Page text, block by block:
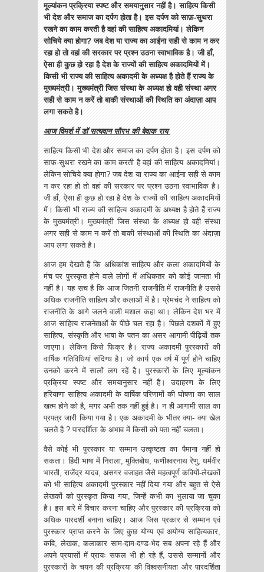
मूल्यांकन प्रक्रिया स्पष्ट और समयानुसार नहीं है। साहित्य किसी
भी देश और समाज का दर्पण होता है। इस दर्पण को साफ़-सुथरा
रखने का काम करती है वहां की साहित्य अकादमियां। लेकिन
सोचिये क्या होगा? जब देश या राज्य का आईना सही से काम न कर
रहा हो तो वहां की सरकार पर प्रश्न उठना स्वाभाविक है। जी हाँ,
ऐसा ही कुछ हो रहा है देश के राज्यों की साहित्य अकादमियों में।
किसी भी राज्य की साहित्य अकादमी के अध्यक्ष है होते हैं राज्य के
मुख्यमंत्री। मुख्यमंत्री जिस संस्था के अध्यक्ष हो वही संस्था अगर
सही से काम न करें तो बाकी संस्थाओं की स्थिति का अंदाज़ा आप
लगा सकते है।
आज विमर्श में डॉ सत्यवान सौरभ की बेवाक राय
साहित्य किसी भी देश और समाज का दर्पण होता है। इस दर्पण को
साफ़-सुथरा रखने का काम करती है वहां की साहित्य अकादमियां।
लेकिन सोचिये क्या होगा? जब देश या राज्य का आईना सही से काम
न कर रहा हो तो वहां की सरकार पर प्रश्न उठना स्वाभाविक है।
जी हाँ, ऐसा ही कुछ हो रहा है देश के राज्यों की साहित्य अकादमियों
में। किसी भी राज्य की साहित्य अकादमी के अध्यक्ष है होते हैं राज्य
के मुख्यमंत्री। मुख्यमंत्री जिस संस्था के अध्यक्ष हो वही संस्था
अगर सही से काम न करें तो बाकी संस्थाओं की स्थिति का अंदाज़ा
आप लगा सकते है।
आज हम देखते हैं कि अधिकांश साहित्य और कला अकादमियों के
मंच पर पुरस्कृत होने वाले लोगों में अधिकतर को कोई जानता भी
नहीं है। यह सच है कि आज जितनी राजनीति में राजनीति है उससे
अधिक राजनीति साहित्य और कलाओं में है। प्रेमचंद ने साहित्य को
राजनीति के आगे जलने वाली मशाल कहा था। लेकिन देश भर में
आज साहित्य राजनेताओं के पीछे चल रहा है। पिछले दशकों में हुए
साहित्य, संस्कृति और भाषा के पतन का असर आगामी पीढ़ियों तक
जाएगा। लेकिन किसे फिक्र है। राज्य अकादमी पुरस्कारों की
वार्षिक गतिविधियां संदिग्ध है। जो कार्य एक वर्ष में पूर्ण होने चाहिए
उनको करने में सालों लग रहें है। पुरस्कारों के लिए मूल्यांकन
प्रक्रिया स्पष्ट और समयानुसार नहीं है। उदाहरण के लिए
हरियाणा साहित्य अकादमी के वार्षिक परिणामों की घोषणा का साल
खत्म होने को है, मगर अभी तक नहीं हुई है। न ही आगामी साल का
प्रपत्र जारी किया गया है। एक अकादमी के भीतर क्या- क्या खेल
चलते है ? पारदर्शिता के अभाव में किसी को पता नहीं चलता।
वैसे कोई भी पुरस्कार या सम्मान उत्कृष्टता का पैमाना नहीं हो
सकता। हिंदी भाषा में निराला, मुक्तिबोध, फणीश्वरनाथ रेणु, धर्मवीर
भारती, राजेंद्र यादव, असगर वजाहत जैसे महत्वपूर्ण कवियों-लेखकों
को भी साहित्य अकादमी पुरस्कार नहीं दिया गया और बहुत से ऐसे
लेखकों को पुरस्कृत किया गया, जिन्हें कभी का भुलाया जा चुका
है। इस बारे में विचार करना चाहिए और पुरस्कार की प्रक्रिया को
अधिक पारदर्शी बनाना चाहिए। आज जिस प्रकार से सम्मान एवं
पुरस्कार प्राप्त करने के लिए कुछ योग्य एवं अयोग्य साहित्यकार,
कवि, लेखक, कलाकार साम-दाम-दण्ड-भेद सब अपना रहे हैं और
अपने प्रयासों में प्रायः सफल भी हो रहे हैं, उससे सम्मानों और
पुरस्कारों के चयन की प्रक्रिया की विश्वसनीयता और पारदर्शिता